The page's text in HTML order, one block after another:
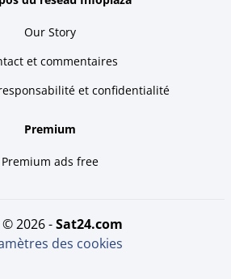
Our Story
et commentaires
et confidentialité
Premium
Premium ads free
© 2026 - sat24.com
des cookies